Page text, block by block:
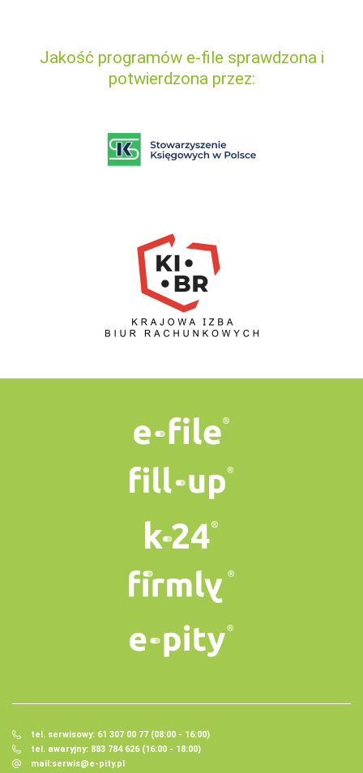
Jakość programów e-file sprawdzona i
potwierdzona przez:
tel. serwisowy: 61 307 00 77 (08:00 - 16:00)
tel. awaryjny: 883 784 626 (16:00 - 18:00)
mail:serwis@e-pity.pl